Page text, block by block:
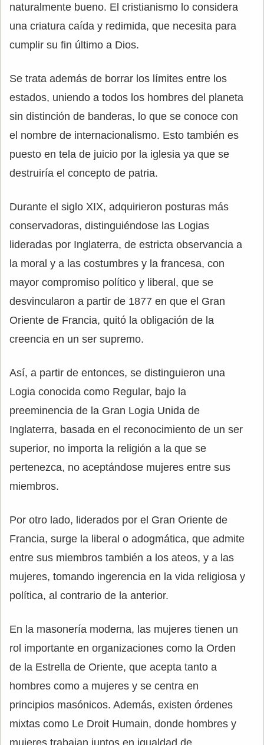
naturalmente bueno. El cristianismo lo considera
una criatura caída y redimida, que necesita para
cumplir su fin último a Dios.
Se trata además de borrar los límites entre los
estados, uniendo a todos los hombres del planeta
sin distinción de banderas, lo que se conoce con
el nombre de internacionalismo. Esto también es
puesto en tela de juicio por la iglesia ya que se
destruiría el concepto de patria.
Durante el siglo XIX, adquirieron posturas más
conservadoras, distinguiéndose las Logias
lideradas por Inglaterra, de estricta observancia a
la moral y a las costumbres y la francesa, con
mayor compromiso político y liberal, que se
desvincularon a partir de 1877 en que el Gran
Oriente de Francia, quitó la obligación de la
creencia en un ser supremo.
Así, a partir de entonces, se distinguieron una
Logia conocida como Regular, bajo la
preeminencia de la Gran Logia Unida de
Inglaterra, basada en el reconocimiento de un ser
superior, no importa la religión a la que se
pertenezca, no aceptándose mujeres entre sus
miembros.
Por otro lado, liderados por el Gran Oriente de
Francia, surge la liberal o adogmática, que admite
entre sus miembros también a los ateos, y a las
mujeres, tomando ingerencia en la vida religiosa y
política, al contrario de la anterior.
En la masonería moderna, las mujeres tienen un
rol importante en organizaciones como la Orden
de la Estrella de Oriente, que acepta tanto a
hombres como a mujeres y se centra en
principios masónicos. Además, existen órdenes
mixtas como Le Droit Humain, donde hombres y
mujeres trabajan juntos en igualdad de